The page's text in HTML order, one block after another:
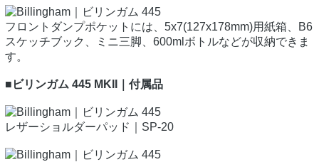
フロントダンプポケットには、5x7(127x178mm)用紙箱、B6
スケッチブック、ミニ三脚、600mlボトルなどが収納できま
す。
■ビリンガム 445 MKII｜付属品
レザーショルダーパッド｜SP-20